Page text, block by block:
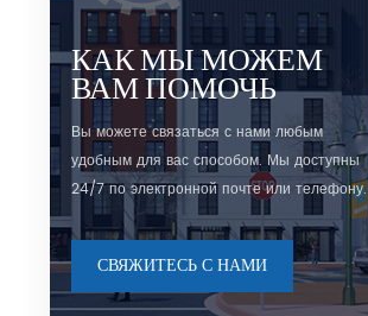
КАК МЫ МОЖЕМ
ВАМ ПОМОЧЬ
Вы можете связаться с нами любым
удобным для вас способом. Мы доступны
24/7 по электронной почте или телефону.
СВЯЖИТЕСЬ С НАМИ